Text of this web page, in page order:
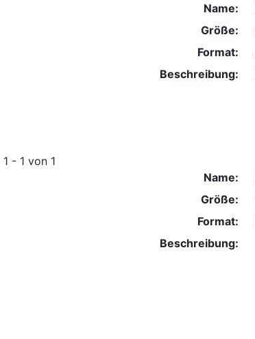
Name:
Größe:
Format:
Beschreibung:
1 - 1 von 1
Name:
Größe:
Format:
Beschreibung: